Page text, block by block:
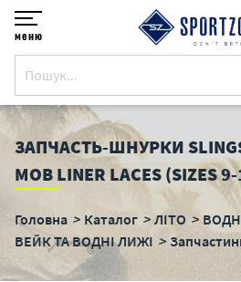
меню
ЗАПЧАСТЬ-ШНУРКИ
MOB LINER LACES (SIZES
Головна Каталог ЛІТО
ВЕЙК ТА ВОДНІ ЛИЖІ